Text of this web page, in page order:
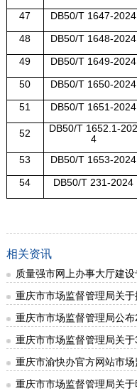
47
DB50/T 1647-2024
48
DB50/T 1648-2024
49
DB50/T 1649-2024
50
DB50/T 1650-2024
51
DB50/T 1651-2024
52
DB50/T 1652.1-202
4
53 DB50/T 1653-2024
54 DB50/T 231-2024
相关资讯
质量强市网上办事大厅建
重庆市市场监督管理局关
重庆市市场监督管理局公
重庆市市场监督管理局关
重庆市渝快办官方网站市
重庆市市场监督管理局关